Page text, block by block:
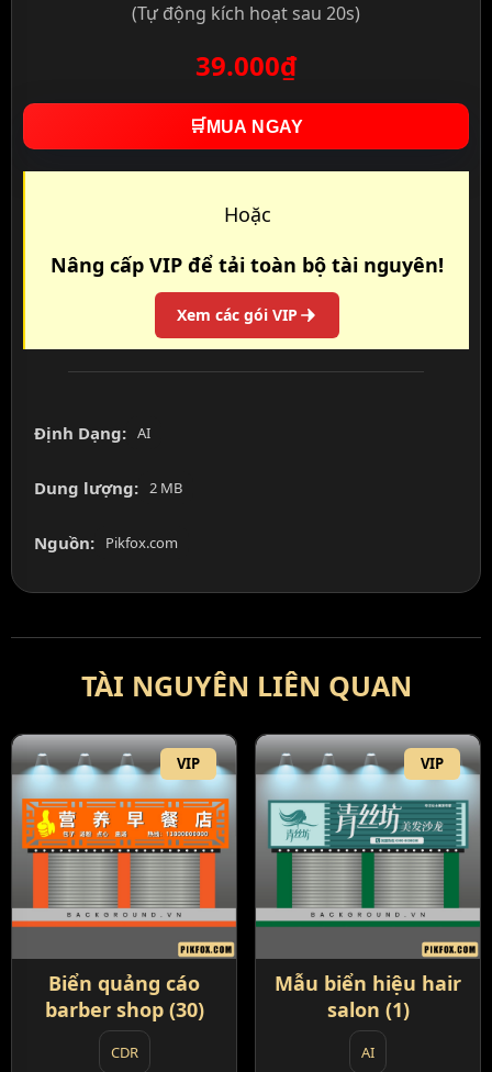
(Tự động kích hoạt sau 20s)
39.000₫
🛒 MUA NGAY
Hoặc
Nâng cấp VIP để tải toàn bộ tài nguyên!
Xem các gói VIP
Định Dạng: AI
Dung lượng: 2 MB
Nguồn: Pikfox.com
TÀI NGUYÊN LIÊN QUAN
VIP
Biển quảng cáo
barber shop (30)
CDR
VIP
Mẫu biển hiệu hair
salon (1)
AI